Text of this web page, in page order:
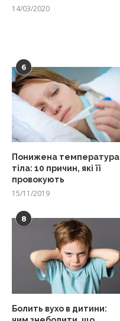
14/03/2020
6
Понижена температура
тіла: 10 причин, які її
провокують
15/11/2019
8
Болить вухо в дитини: